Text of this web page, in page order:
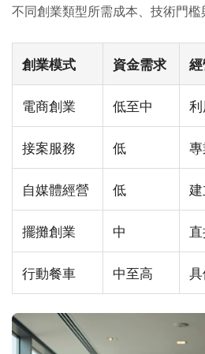
不同創業類型所需成本、技術門檻
創業模式 資金需求
電商創業 低至中
接案服務 低
自媒體經營 低
擺攤創業 中
行動餐車 中至高